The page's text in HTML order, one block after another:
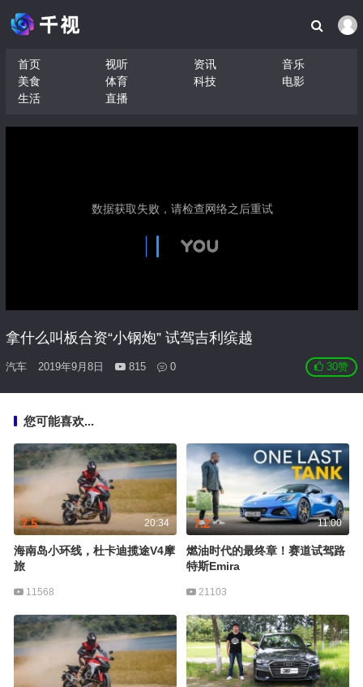
首页 视听 资讯
音乐
美食
体育 科技
电影
生活
直播
拿什么叫板合资“小钢炮” 试驾吉利缤越
汽车 2019年9月8日 815 0 30赞
您可能喜欢...
20:34
7.5
海南岛小环线，杜卡迪揽途V4摩
旅
11568
11:00
7.2
燃油时代的最终章！赛道试驾路
特斯Emira
21103